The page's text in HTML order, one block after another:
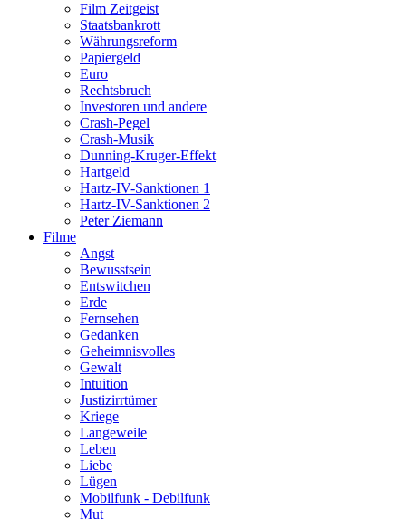
Film Zeitgeist
Staatsbankrott
Währungsreform
Papiergeld
Euro
Rechtsbruch
Investoren und andere
Crash-Pegel
Crash-Musik
Dunning-Kruger-Effekt
Hartgeld
Hartz-IV-Sanktionen 1
Hartz-IV-Sanktionen 2
Peter Ziemann
Filme
Angst
Bewusstsein
Entswitchen
Erde
Fernsehen
Gedanken
Geheimnisvolles
Gewalt
Intuition
Justizirrtümer
Kriege
Langeweile
Leben
Liebe
Lügen
Mobilfunk - Debilfunk
Mut